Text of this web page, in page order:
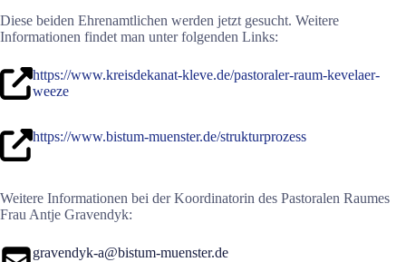
Diese beiden Ehrenamtlichen werden jetzt gesucht. Weitere
Informationen findet man unter folgenden Links:
https://www.kreisdekanat-kleve.de/pastoraler-raum-kevelaer-
weeze
https://www.bistum-muenster.de/strukturprozess
Weitere Informationen bei der Koordinatorin des Pastoralen Raumes
Frau Antje Gravendyk:
gravendyk-a@bistum-muenster.de